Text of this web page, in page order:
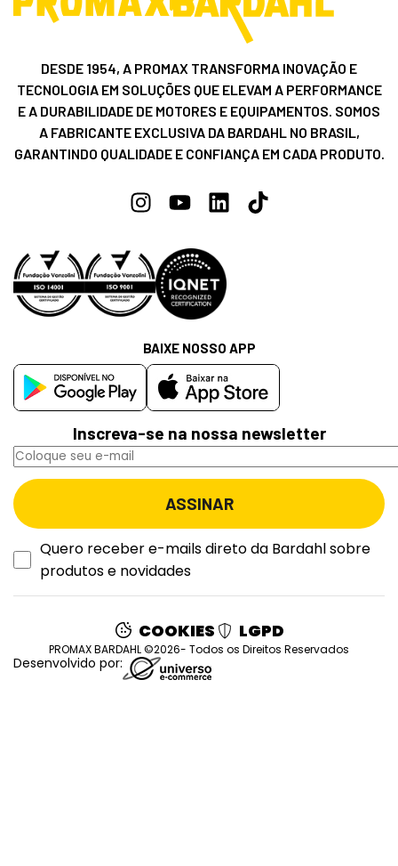
DESDE 1954, A PROMAX TRANSFORMA INOVAÇÃO E
TECNOLOGIA EM SOLUÇÕES QUE ELEVAM A PERFORMANCE
E A DURABILIDADE DE MOTORES E EQUIPAMENTOS. SOMOS
A FABRICANTE EXCLUSIVA DA BARDAHL NO BRASIL,
GARANTINDO QUALIDADE E CONFIANÇA EM CADA PRODUTO.
Inscreva-se na nossa newsletter
Quero receber e-mails direto da Bardahl sobre
produtos e novidades
BAIXE NOSSO APP
COOKIES LGPD
PROMAX BARDAHL ©2026- Todos os Direitos Reservados
Desenvolvido por: